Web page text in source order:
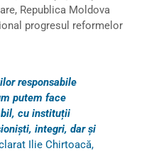
Republica Moldova
progresul reformelor
responsabile
putem face
cu instituții
integri, dar și
Ilie Chirtoacă,